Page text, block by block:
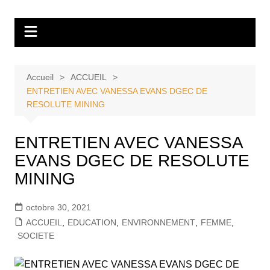
contenu
Tvdescollines
Accueil
ACCUEIL
ENTRETIEN AVEC VANESSA EVANS DGEC DE
RESOLUTE MINING
ENTRETIEN AVEC VANESSA
EVANS DGEC DE RESOLUTE
MINING
octobre 30, 2021
ACCUEIL
EDUCATION ENVIRONNEMENT, FEMME,
SOCIETE